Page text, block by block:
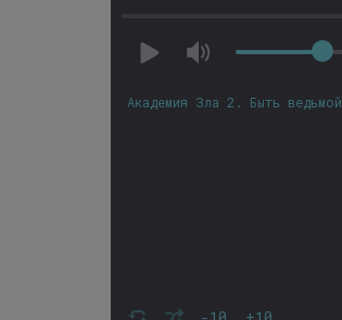
Академия Зла 2. Быть ведьмой